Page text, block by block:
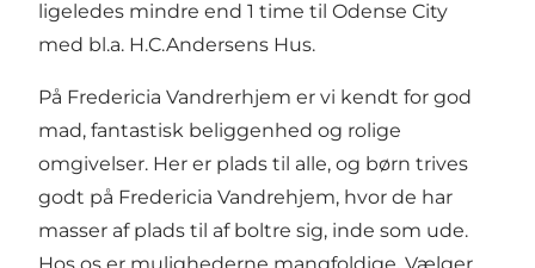
ligeledes mindre end 1 time til Odense City
med bl.a. H.C.Andersens Hus.
På Fredericia Vandrerhjem er vi kendt for god
mad, fantastisk beliggenhed og rolige
omgivelser. Her er plads til alle, og børn trives
godt på Fredericia Vandrehjem, hvor de har
masser af plads til af boltre sig, inde som ude.